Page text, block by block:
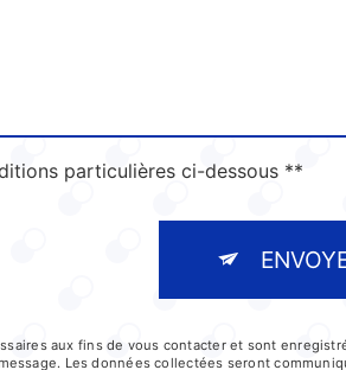
particulières ci-dessous **
aux fins de vous contacter et sont
Les données collectées seront